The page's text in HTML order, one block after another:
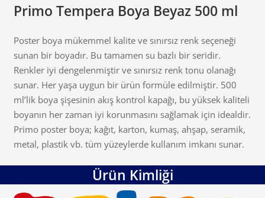
Primo Tempera Boya Beyaz 500 ml
Poster boya mükemmel kalite ve sınırsız renk seçeneği
sunan bir boyadır. Bu tamamen su bazlı bir seridir.
Renkler iyi dengelenmiştir ve sınırsız renk tonu olanağı
sunar. Her yaşa uygun bir ürün formüle edilmiştir. 500
ml’lik boya şişesinin akış kontrol kapağı, bu yüksek kaliteli
boyanın her zaman iyi korunmasını sağlamak için idealdir.
Primo poster boya; kağıt, karton, kumaş, ahşap, seramik,
metal, plastik vb. tüm yüzeylerde kullanım imkanı sunar.
Ürün Kimliği